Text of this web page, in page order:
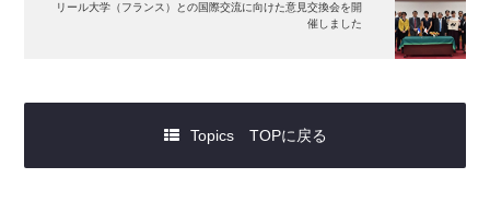
リール大学（フランス）との国際交流に向けた意見交換会を開
催しました
Topics TOPに戻る